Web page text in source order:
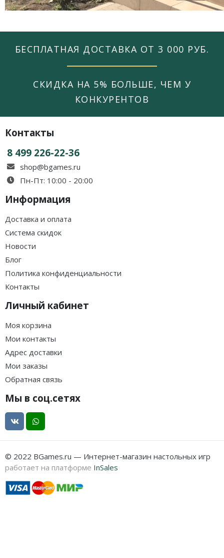
БЕСПЛАТНАЯ ДОСТАВКА ОТ 3 000 РУБ.
СКИДКА НА 5% БОЛЬШЕ, ЧЕМ У
КОНКУРЕНТОВ
Контакты
8 499 226-22-36
shop@bgames.ru
Пн-Пт: 10:00 - 20:00
Информация
Доставка и оплата
Система скидок
Новости
Блог
Политика конфиденциальности
Контакты
Личный кабинет
Моя корзина
Мои контакты
Адрес доставки
Мои заказы
Обратная связь
Мы в соц.сетях
© 2022 BGames.ru — Интернет-магазин настольных игр
работает на платформе InSales